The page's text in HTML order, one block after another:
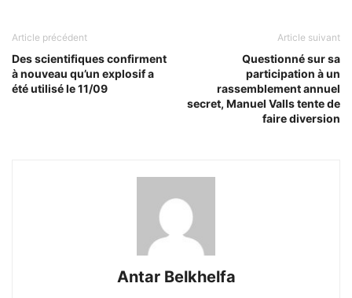
Article précédent
Des scientifiques confirment
à nouveau qu’un explosif a
été utilisé le 11/09
Article suivant
Questionné sur sa
participation à un
rassemblement annuel
secret, Manuel Valls tente de
faire diversion
Antar Belkhelfa